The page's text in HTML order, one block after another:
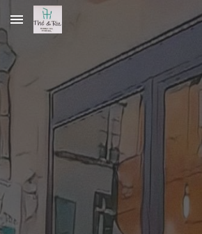
Skip to main content